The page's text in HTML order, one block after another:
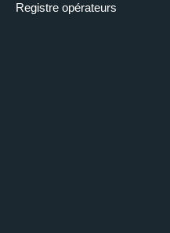
Registre opérateurs